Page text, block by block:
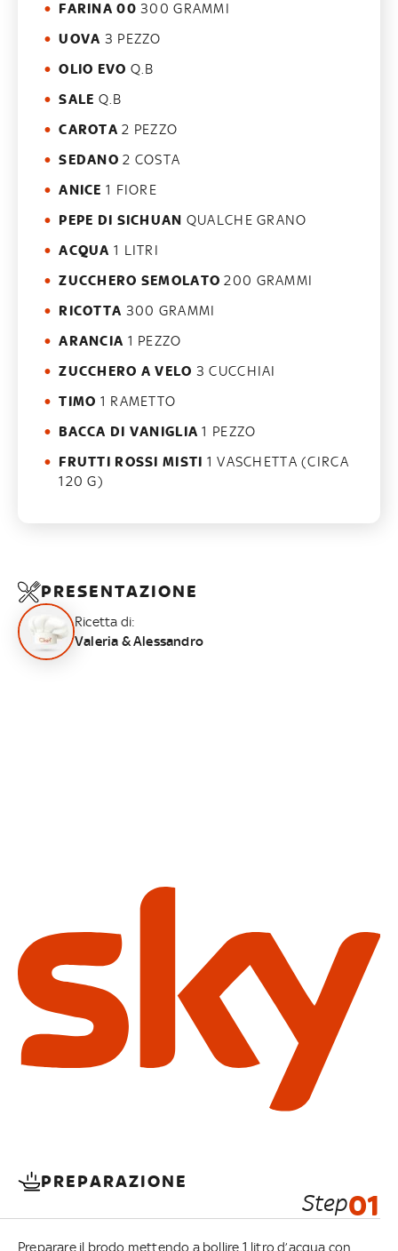
FARINA 00 300 GRAMMI
UOVA 3 PEZZO
OLIO EVO Q.B
SALE Q.B
CAROTA 2 PEZZO
SEDANO 2 COSTA
ANICE 1 FIORE
PEPE DI SICHUAN QUALCHE GRANO
ACQUA 1 LITRI
ZUCCHERO SEMOLATO 200 GRAMMI
RICOTTA 300 GRAMMI
ARANCIA 1 PEZZO
ZUCCHERO A VELO 3 CUCCHIAI
TIMO 1 RAMETTO
BACCA DI VANIGLIA 1 PEZZO
FRUTTI ROSSI MISTI 1 VASCHETTA (CIRCA
120 G)
PRESENTAZIONE
Ricetta di:
Valeria & Alessandro
PREPARAZIONE
Step01
Preparare il brodo mettendo a bollire 1 litro d’acqua con